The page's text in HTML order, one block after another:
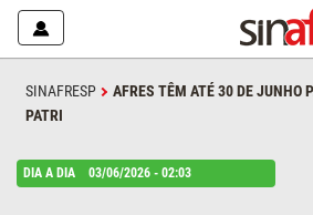
SINAFRESP
AFRES TÊM ATÉ 30 DE JUNHO
PATRI
DIA A DIA 03/06/2026 - 02:03